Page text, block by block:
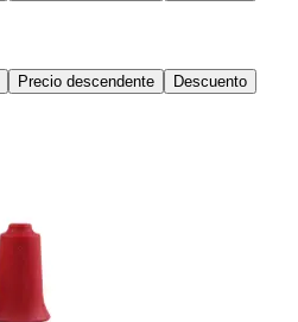
Precio descendente Descuento